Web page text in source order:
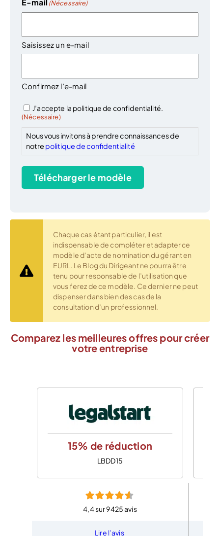
E-mail (Nécessaire)
Saisissez un e-mail
Confirmez l’e-mail
Politique
de
confidentialité(Nécessaire)
J’accepte la politique de confidentialité.
(Nécessaire)
Nous vous invitons à prendre connaissances de
notre politique de confidentialité
Télécharger le modèle
Chaque cas étant particulier, il est
indispensable de compléter et adapter ce
modèle d’acte de nomination du gérant en
EURL. Le Blog du Dirigeant ne pourra être
tenu pour responsable de l’utilisation que
vous ferez de ce modèle. Ce dernier ne peut
dispenser dans bien des cas de la
consultation d’un professionnel.
Comparez les meilleures offres pour créer
votre entreprise
15% de réduction
LBDD15
4,4 sur 9425 avis
Lire l’avis